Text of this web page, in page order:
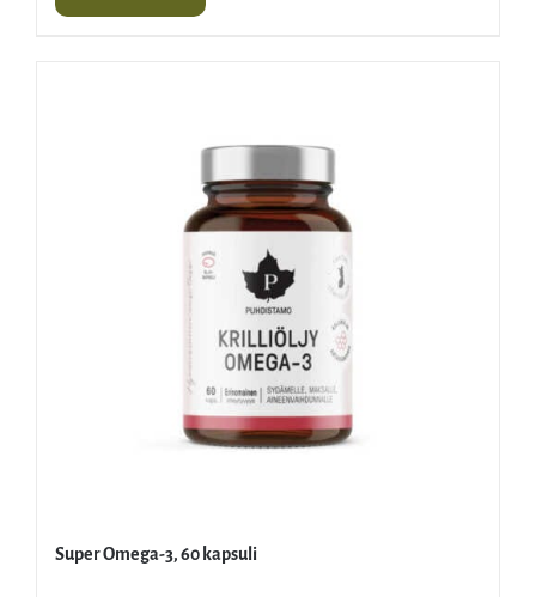
Super Omega-3, 60 kapsuli